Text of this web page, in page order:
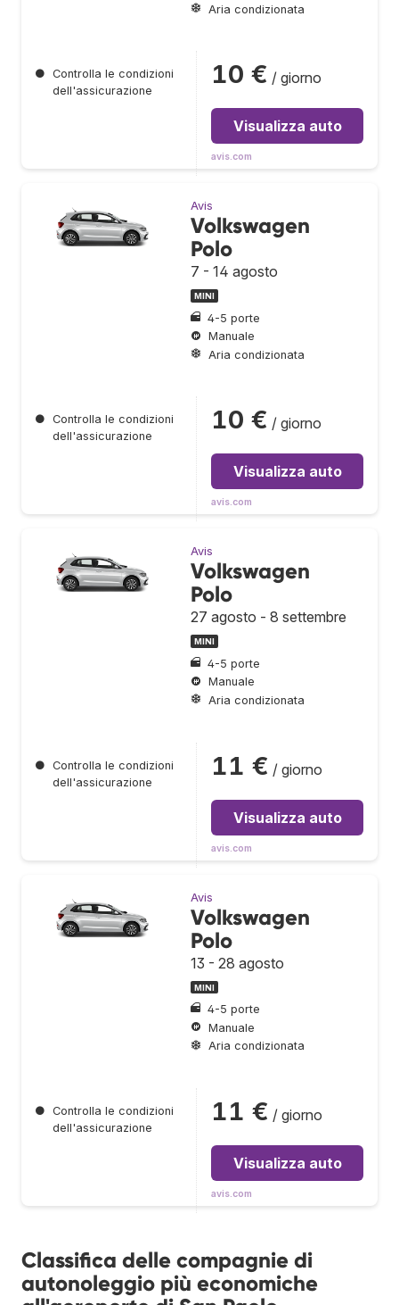
Aria condizionata
● Controlla le condizioni
dell'assicurazione
10 € / giorno
Visualizza auto
avis.com
Avis
Volkswagen
Polo
7 - 14 agosto
MINI
4-5 porte
Manuale
Aria condizionata
● Controlla le condizioni
dell'assicurazione
10 € / giorno
Visualizza auto
avis.com
Avis
Volkswagen
Polo
27 agosto - 8 settembre
MINI
4-5 porte
Manuale
Aria condizionata
● Controlla le condizioni
dell'assicurazione
11 € / giorno
Visualizza auto
avis.com
Avis
Volkswagen
Polo
13 - 28 agosto
MINI
4-5 porte
Manuale
Aria condizionata
● Controlla le condizioni
dell'assicurazione
11 € / giorno
Visualizza auto
avis.com
Classifica delle compagnie di
autonoleggio più economiche